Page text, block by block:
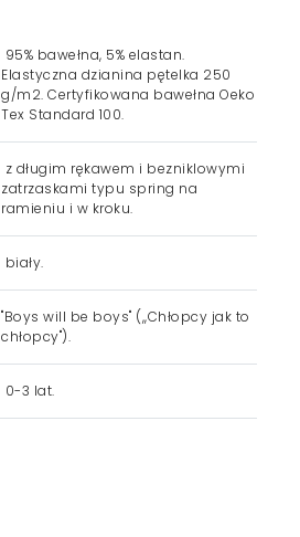
95% bawełna, 5% elastan.
Elastyczna dzianina pętelka 250
g/m2. Certyfikowana bawełna Oeko
Tex Standard 100.
z długim rękawem i bezniklowymi
zatrzaskami typu spring na
ramieniu i w kroku.
biały.
"Boys will be boys" (,,Chłopcy jak to
chłopcy").
0-3 lat.